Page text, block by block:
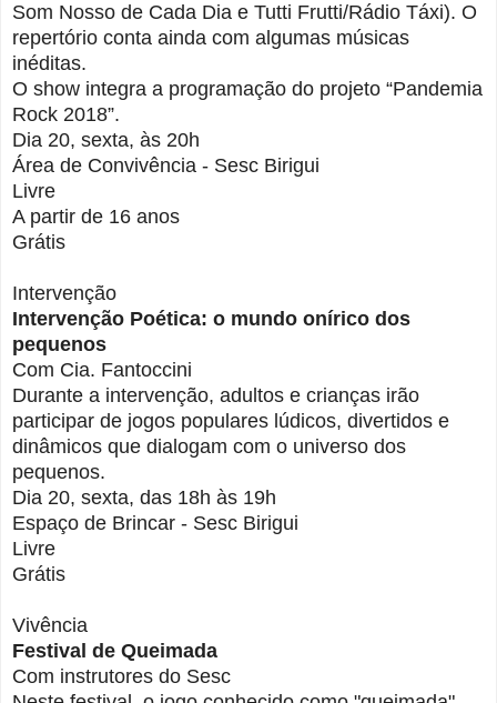
Som Nosso de Cada Dia e Tutti Frutti/Rádio Táxi). O
repertório conta ainda com algumas músicas
inéditas.
O show integra a programação do projeto “Pandemia
Rock 2018”.
Dia 20, sexta, às 20h
Área de Convivência - Sesc Birigui
Livre
A partir de 16 anos
Grátis
Intervenção
Intervenção Poética: o mundo onírico dos
pequenos
Com Cia. Fantoccini
Durante a intervenção, adultos e crianças irão
participar de jogos populares lúdicos, divertidos e
dinâmicos que dialogam com o universo dos
pequenos.
Dia 20, sexta, das 18h às 19h
Espaço de Brincar - Sesc Birigui
Livre
Grátis
Vivência
Festival de Queimada
Com instrutores do Sesc